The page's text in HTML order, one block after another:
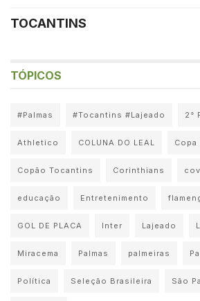
TOCANTINS
TÓPICOS
#Palmas #Tocantins #Lajeado 2°
Athletico COLUNA DO LEAL
Copão Tocantins Corinthians
educação Entretenimento
GOL DE PLACA Inter Lajeado
Miracema Palmas palmeiras
Política Seleção Brasileira São